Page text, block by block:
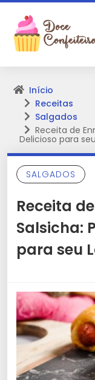
Início
Receitas
Salgados
Receita de
Delicioso para
SALGADOS
Receita
Salsicha:
para seu